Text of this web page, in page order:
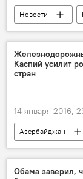
Новости
Каспий усилит
стран
14 января 2016,
Азербайджан
Новости мира
Мамука Бахтадзе
Обама заверил,